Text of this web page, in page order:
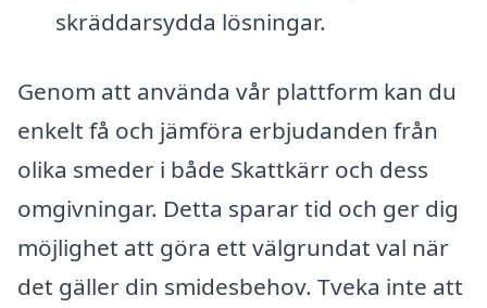
skräddarsydda lösningar.
Genom att använda vår plattform kan du
enkelt få och jämföra erbjudanden från
olika smeder i både Skattkärr och dess
omgivningar. Detta sparar tid och ger dig
möjlighet att göra ett välgrundat val när
det gäller din smidesbehov. Tveka inte att